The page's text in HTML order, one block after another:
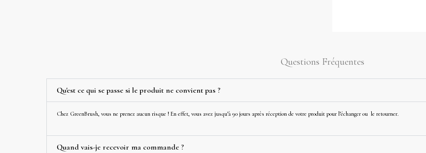
Questions Fréquentes
Qu'est ce qui se passe si le produit ne convient pas ?
Chez GreenBrush, vous ne prenez aucun risque ! En effet, vous avez jusqu’à 90 jours après réception de votre produit pour l’échanger ou le retourner.
Quand vais-je recevoir ma commande ?